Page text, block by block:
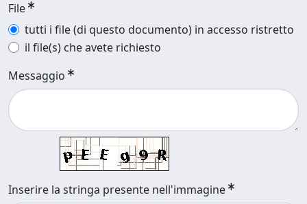
File
tutti i file (di questo documento) in accesso ristretto
il file(s) che avete richiesto
Messaggio
Inserire la stringa presente nell'immagine